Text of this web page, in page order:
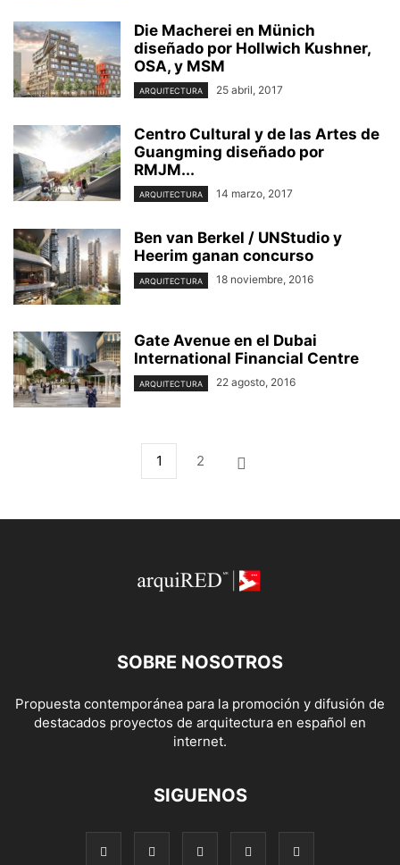
Die Macherei en Münich
diseñado por Hollwich Kushner,
OSA, y MSM
ARQUITECTURA 25 abril, 2017
Centro Cultural y de las Artes de
Guangming diseñado por
RMJM...
ARQUITECTURA 14 marzo, 2017
Ben van Berkel / UNStudio y
Heerim ganan concurso
ARQUITECTURA 18 noviembre, 2016
Gate Avenue en el Dubai
International Financial Centre
ARQUITECTURA 22 agosto, 2016
1 2
SOBRE NOSOTROS
Propuesta contemporánea para la promoción y difusión de
destacados proyectos de arquitectura en español en
internet.
SIGUENOS